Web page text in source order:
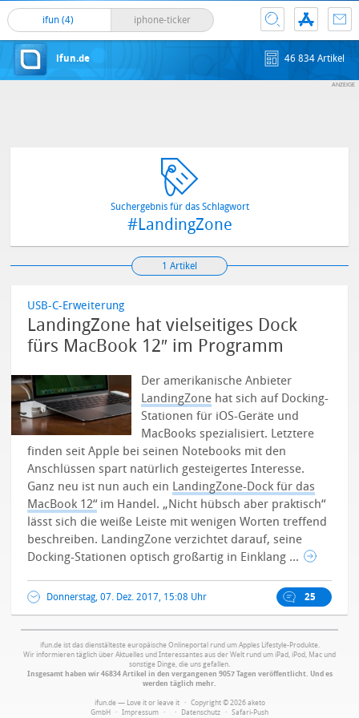
ifun (4) iphone-ticker
ifun.de 46 834 Artikel
Suchergebnis für das Schlagwort
#LandingZone
1 Artikel
USB-C-Erweiterung
LandingZone hat vielseitiges Dock
fürs MacBook 12″ im Programm
Der amerikanische Anbieter
LandingZone hat sich auf Docking-
Stationen für iOS-Geräte und
MacBooks spezialisiert. Letztere
finden seit Apple bei seinen Notebooks mit den
Anschlüssen spart natürlich gesteigertes Interesse.
Ganz neu ist nun auch ein LandingZone-Dock für das
MacBook 12“im Handel. „Nicht hübsch aber praktisch“
lässt sich die weiße Leiste mit wenigen Worten treffend
beschreiben. LandingZone verzichtet darauf, seine
Docking-Stationen optisch großartig in Einklang ...
Donnerstag, 07. Dez. 2017, 15:08 Uhr 25
ifun.de ist das dienstälteste europäische Onlineportal rund um Apples Lifestyle-Produkte.
Wir informieren täglich über Aktuelles und Interessantes aus der Welt rund um iPad, iPod, Mac und
sonstige Dinge, die uns gefallen.
Insgesamt haben wir 46834 Artikel in den vergangenen 9057 Tagen veröffentlicht. Und es
werden täglich mehr.
ifun.de — Love it or leave it · Copyright © 2026 aketo
GmbH · Impressum · · Datenschutz · Safari-Push